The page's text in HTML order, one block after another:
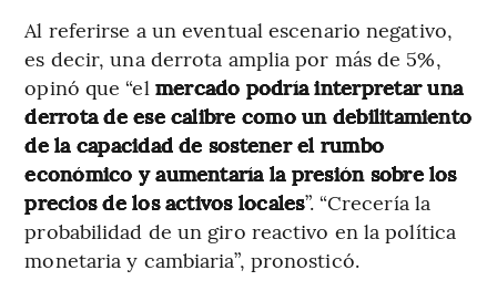
Al referirse a un eventual escenario negativo,
es decir, una derrota amplia por más de 5%,
opinó que “el mercado podría interpretar una
derrota de ese calibre como un debilitamiento
de la capacidad de sostener el rumbo
económico y aumentaría la presión sobre los
precios de los activos locales”. “Crecería la
probabilidad de un giro reactivo en la política
monetaria y cambiaria”, pronosticó.